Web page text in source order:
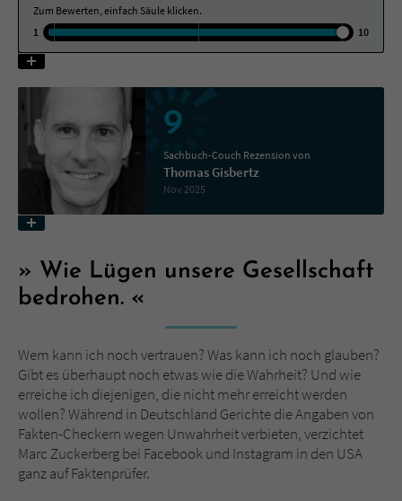
Zum Bewerten, einfach Säule klicken.
1
10
9
Sachbuch-Couch Rezension von
Thomas Gisbertz
Nov 2025
Wie Lügen unsere Gesellschaft
bedrohen.
Wem kann ich noch vertrauen? Was kann ich noch glauben?
Gibt es überhaupt noch etwas wie die Wahrheit? Und wie
erreiche ich diejenigen, die nicht mehr erreicht werden
wollen? Während in Deutschland Gerichte die Angaben von
Fakten-Checkern wegen Unwahrheit verbieten, verzichtet
Marc Zuckerberg bei Facebook und Instagram in den USA
ganz auf Faktenprüfer.
Name tx_pwcomments_ahash
Anbieter Literatur-Couch Medien GmbH & Co. KG
Laufzeit 1 Jahr
Zweck Cookie für Kommentare einzelner Buchtitel
Name
Anbieter Literatur-Couch Medien GmbH & Co. KG
Laufzeit Session
Zweck
Dieses Cookie gewährleistet die
Kommunikation der Webseite mit dem
Benutzer. Es wird benötigt um z. B. den
Sicherheitscode des Kontaktformulars zu
überprüfen.